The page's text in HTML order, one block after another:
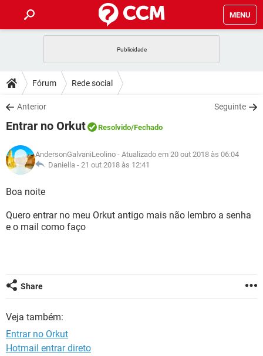
MENU
CELULAR
OUTLOOK
INSTAGRAM GMAIL
GUIA DE COMPRAS
DICAS
JOGOS
INSTAGRAM GMAIL
GUIA DE COMPRAS
DOWNLOADS
JOGOS WHATSAPP
CELULAR
OUTLOOK EXCEL
INSTAGRAM
JOGOS WHATSAPP
CELULAR
OUTLOOK
INSTAGRAM GMAIL
GLOSSÁRIO
OUTLOOK
Fórum Rede social
Anterior Seguinte
Entrar no Orkut Resolvido/Fechado
AndersonGalvaniLeolino - Atualizado em 20 out 2018 às 06:04
Daniella - 21 out 2018 às 12:41
Boa noite
Quero entrar no meu Orkut antigo mais não lembro a senha
e o mail como faço
Share
Veja também:
Entrar no Orkut
Hotmail entrar direto